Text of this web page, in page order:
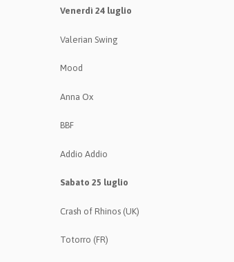
Venerdì 24 luglio
Valerian Swing
Mood
Anna Ox
BBF
Addio Addio
Sabato 25 luglio
Crash of Rhinos (UK)
Totorro (FR)